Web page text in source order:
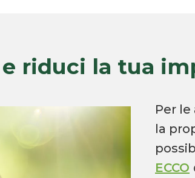
e riduci la tua
Per
la
ECCO